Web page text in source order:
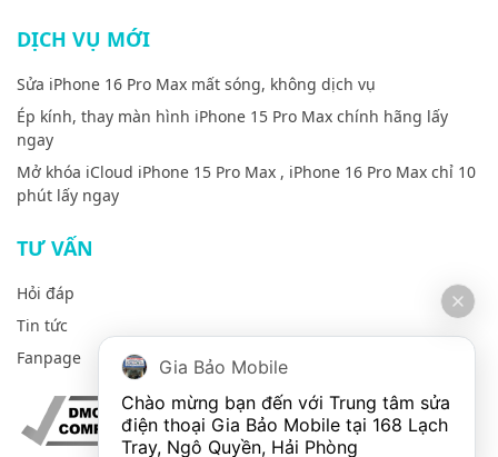
DỊCH VỤ MỚI
Sửa iPhone 16 Pro Max mất sóng, không dịch vụ
Ép kính, thay màn hình iPhone 15 Pro Max chính hãng lấy
ngay
Mở khóa iCloud iPhone 15 Pro Max , iPhone 16 Pro Max chỉ 10
phút lấy ngay
TƯ VẤN
Hỏi đáp
Tin tức
Fanpage
Gia Bảo Mobile
Chào mừng bạn đến với Trung tâm sửa
điện thoại Gia Bảo Mobile tại 168 Lạch
Tray, Ngô Quyền, Hải Phòng